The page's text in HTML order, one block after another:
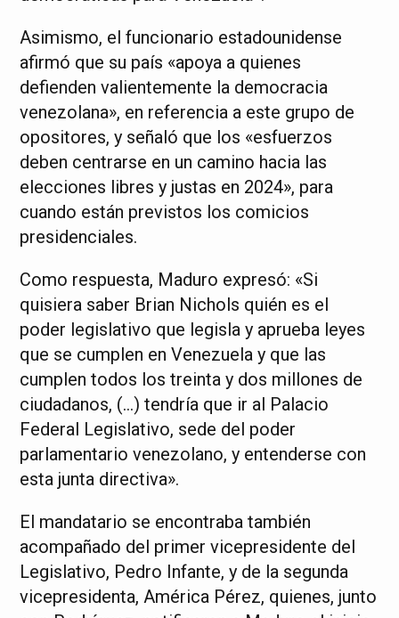
Asimismo, el funcionario estadounidense
afirmó que su país «apoya a quienes
defienden valientemente la democracia
venezolana», en referencia a este grupo de
opositores, y señaló que los «esfuerzos
deben centrarse en un camino hacia las
elecciones libres y justas en 2024», para
cuando están previstos los comicios
presidenciales.
Como respuesta, Maduro expresó: «Si
quisiera saber Brian Nichols quién es el
poder legislativo que legisla y aprueba leyes
que se cumplen en Venezuela y que las
cumplen todos los treinta y dos millones de
ciudadanos, (…) tendría que ir al Palacio
Federal Legislativo, sede del poder
parlamentario venezolano, y entenderse con
esta junta directiva».
El mandatario se encontraba también
acompañado del primer vicepresidente del
Legislativo, Pedro Infante, y de la segunda
vicepresidenta, América Pérez, quienes, junto